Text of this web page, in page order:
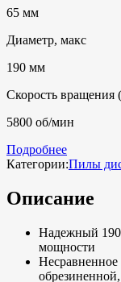
65 мм
Диаметр, макс
190 мм
Скорость вращения
5800 об/мин
Подробнее
Категории:Пилы
Описание
Надежный
мощности
Несравненное